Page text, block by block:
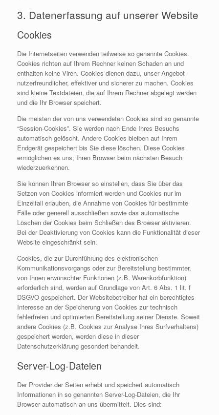
3. Datenerfassung auf unserer Website
Cookies
Die Internetseiten verwenden teilweise so genannte Cookies.
Cookies richten auf Ihrem Rechner keinen Schaden an und
enthalten keine Viren. Cookies dienen dazu, unser Angebot
nutzerfreundlicher, effektiver und sicherer zu machen. Cookies
sind kleine Textdateien, die auf Ihrem Rechner abgelegt werden
und die Ihr Browser speichert.
Die meisten der von uns verwendeten Cookies sind so genannte
“Session-Cookies”. Sie werden nach Ende Ihres Besuchs
automatisch gelöscht. Andere Cookies bleiben auf Ihrem
Endgerät gespeichert bis Sie diese löschen. Diese Cookies
ermöglichen es uns, Ihren Browser beim nächsten Besuch
wiederzuerkennen.
Sie können Ihren Browser so einstellen, dass Sie über das
Setzen von Cookies informiert werden und Cookies nur im
Einzelfall erlauben, die Annahme von Cookies für bestimmte
Fälle oder generell ausschließen sowie das automatische
Löschen der Cookies beim Schließen des Browser aktivieren.
Bei der Deaktivierung von Cookies kann die Funktionalität dieser
Website eingeschränkt sein.
Cookies, die zur Durchführung des elektronischen
Kommunikationsvorgangs oder zur Bereitstellung bestimmter,
von Ihnen erwünschter Funktionen (z.B. Warenkorbfunktion)
erforderlich sind, werden auf Grundlage von Art. 6 Abs. 1 lit. f
DSGVO gespeichert. Der Websitebetreiber hat ein berechtigtes
Interesse an der Speicherung von Cookies zur technisch
fehlerfreien und optimierten Bereitstellung seiner Dienste. Soweit
andere Cookies (z.B. Cookies zur Analyse Ihres Surfverhaltens)
gespeichert werden, werden diese in dieser
Datenschutzerklärung gesondert behandelt.
Server-Log-Dateien
Der Provider der Seiten erhebt und speichert automatisch
Informationen in so genannten Server-Log-Dateien, die Ihr
Browser automatisch an uns übermittelt. Dies sind: